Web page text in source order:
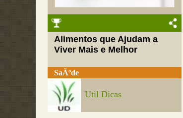
Alimentos que Ajudam a
Viver Mais e Melhor
SaÃºde
Util Dicas